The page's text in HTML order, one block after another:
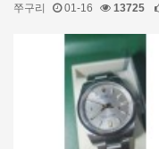
쭈구리 01-16 13725